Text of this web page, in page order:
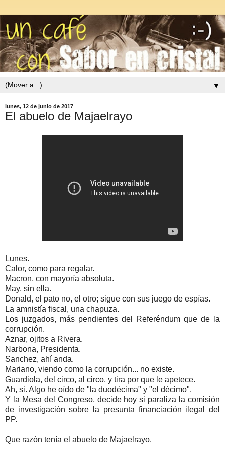
▼
lunes, 12 de junio de 2017
El abuelo de Majaelrayo
Lunes.
Calor, como para regalar.
Macron, con mayoría absoluta.
May, sin ella.
Donald, el pato no, el otro; sigue con sus juego de espías.
La amnistía fiscal, una chapuza.
Los juzgados, más pendientes del Referéndum que de la
corrupción.
Aznar, ojitos a Rivera.
Narbona, Presidenta.
Sanchez, ahí anda.
Mariano, viendo como la corrupción... no existe.
Guardiola, del circo, al circo, y tira por que le apetece.
Ah, si. Algo he oído de "la duodécima" y "el décimo".
Y la Mesa del Congreso, decide hoy si paraliza la comisión
de investigación sobre la presunta financiación ilegal del
PP.
Que razón tenía el abuelo de Majaelrayo.